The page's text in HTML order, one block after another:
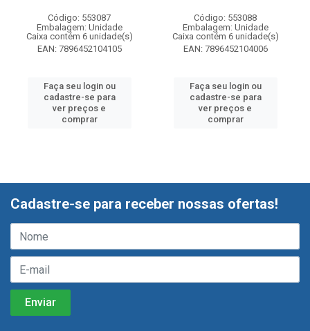
Código: 553087
Embalagem: Unidade
Caixa contém 6 unidade(s)
EAN: 7896452104105
Faça seu login ou
cadastre-se para
ver preços e
comprar
Código: 553088
Embalagem: Unidade
Caixa contém 6 unidade(s)
EAN: 7896452104006
Faça seu login ou
cadastre-se para
ver preços e
comprar
Cadastre-se para receber nossas ofertas!